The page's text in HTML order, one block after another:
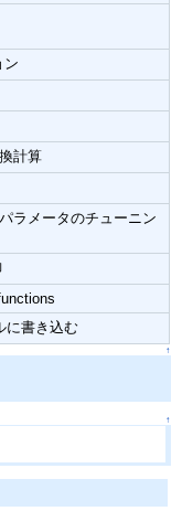
ン
計算
ラメータのチューニン
に書き込む
↑
↑